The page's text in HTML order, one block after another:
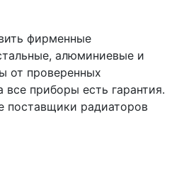
фирменные
алюминиевые и
от проверенных
все приборы есть гарантия.
поставщики радиаторов